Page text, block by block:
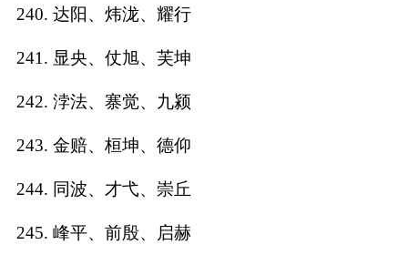
240. 达阳、炜泷、耀行
241. 显央、仗旭、芙坤
242. 浡法、寨觉、九颍
243. 金赔、桓坤、德仰
244. 同波、才弋、崇丘
245. 峰平、前殷、启赫